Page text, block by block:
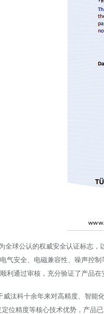
球公认的权威安全认证标志，
气安全、电磁兼容性、噪声控
利通过审核，充分验证了产品在
汰科十余年来对高精度、智能
位精度等核心技术优势，产品